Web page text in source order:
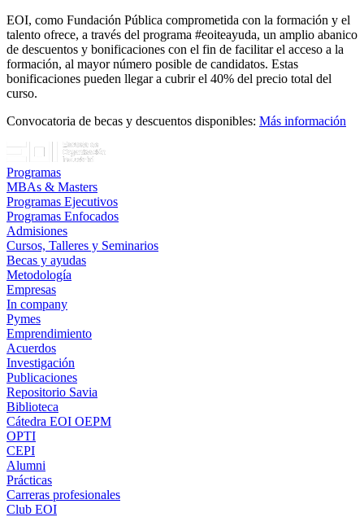
EOI, como Fundación Pública comprometida con la formación y el
talento ofrece, a través del programa #eoiteayuda, un amplio abanico
de descuentos y bonificaciones con el fin de facilitar el acceso a la
formación, al mayor número posible de candidatos. Estas
bonificaciones pueden llegar a cubrir el 40% del precio total del
curso.
Convocatoria de becas y descuentos disponibles: Más información
Programas
MBAs & Masters
Programas Ejecutivos
Programas Enfocados
Admisiones
Cursos, Talleres y Seminarios
Becas y ayudas
Metodología
Empresas
In company
Pymes
Emprendimiento
Acuerdos
Investigación
Publicaciones
Repositorio Savia
Biblioteca
Cátedra EOI OEPM
OPTI
CEPI
Alumni
Prácticas
Carreras profesionales
Club EOI